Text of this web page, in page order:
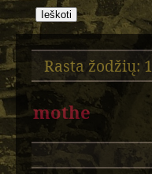
Rasta žodžių: 1
mothe